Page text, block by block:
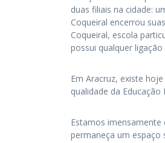
duas filiais na cidade:
Coqueiral encerrou
Coqueiral, escola
possui qualquer
Em Aracruz, existe
qualidade da
Estamos
permaneça um espaço